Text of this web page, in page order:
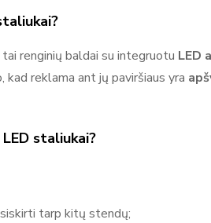
tai renginių baldai su integruotu LED
kad reklama ant jų paviršiaus yra
staliukai?
tarp kitų stendų;